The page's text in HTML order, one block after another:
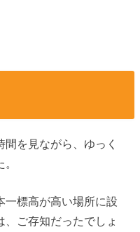
間を見ながら、ゆっく
一標高が高い場所に設
ご存知だったでしょ